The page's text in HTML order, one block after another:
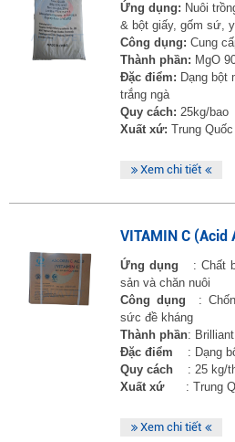
Ứng dụng: Nuôi
& bột giấy, gốm sứ,
Công dụng: Cung
Thành phần: MgO
Đặc điểm: Dạng bột
trắng ngà
Quy cách: 25kg/bao
Xuất xứ: Trung Quốc
Xem chi tiết
VITAMIN C (Acid
Ứng dụng : Chất
sản và chăn nuôi
Công dụng :
sức đề kháng
Thành phần:
Đặc điểm : Dạng
Quy cách : 25 kg/
Xuất xứ : Trung
Xem chi tiết